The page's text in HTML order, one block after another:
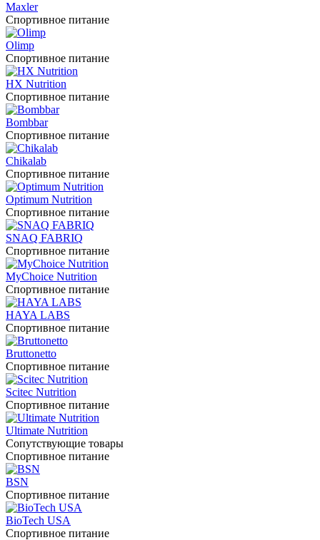
Maxler
Спортивное питание
Olimp
Спортивное питание
HX Nutrition
Спортивное питание
Bombbar
Спортивное питание
Chikalab
Спортивное питание
Optimum Nutrition
Спортивное питание
SNAQ FABRIQ
Спортивное питание
MyChoice Nutrition
Спортивное питание
HAYA LABS
Спортивное питание
Bruttonetto
Спортивное питание
Scitec Nutrition
Спортивное питание
Ultimate Nutrition
Сопутствующие товары
Спортивное питание
BSN
Спортивное питание
BioTech USA
Спортивное питание